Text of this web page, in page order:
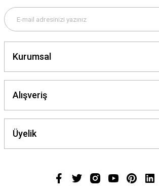
Kurumsal
Alışveriş
Üyelik